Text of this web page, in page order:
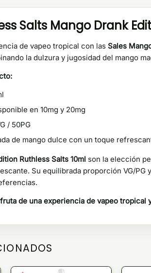
Salts Mango Drank
de vapeo tropical con las Sales
la dulzura y jugosidad del mango
en 10mg y 20mg
/ 50PG
de mango dulce con un toque
Ruthless Salts 10ml son la elección
Su equilibrada proporción VG/
de una experiencia de vapeo tropical